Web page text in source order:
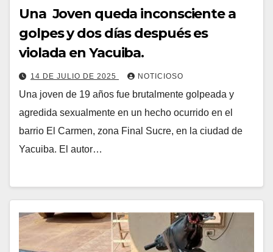
Una Joven queda inconsciente a
golpes y dos días después es
violada en Yacuiba.
14 DE JULIO DE 2025 NOTICIOSO
Una joven de 19 años fue brutalmente golpeada y
agredida sexualmente en un hecho ocurrido en el
barrio El Carmen, zona Final Sucre, en la ciudad de
Yacuiba. El autor…